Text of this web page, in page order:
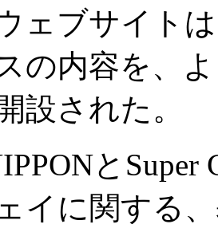
ェブサイト
の内容を、
設された。
と
イに関する